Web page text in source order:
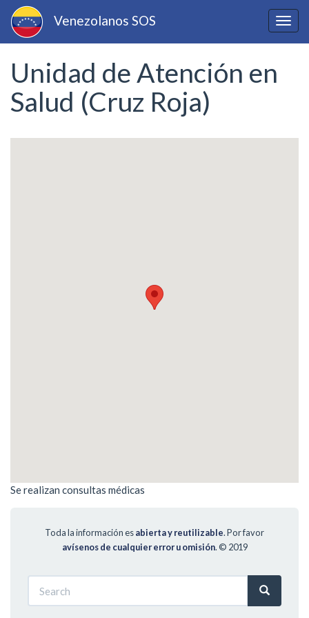
Pasar
contenido
Venezolanos SOS
Unidad de Atención en
Salud (Cruz Roja)
Se realizan consultas médicas
Toda la información esabierta y reutilizable. Por favor
avísenos de cualquier error u omisión. © 2019
Search
Search
Search